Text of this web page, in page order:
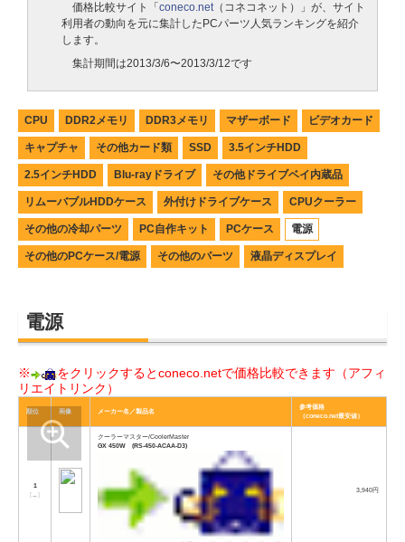
価格比較サイト「 coneco.net（コネコネット）」が、サイト
利用者の動向を元に集計したPCパーツ人気ランキングを紹介
します。
集計期間は2013/3/6〜2013/3/12です
CPU DDR2メモリ DDR3メモリ マザーボード ビデオカード
キャプチャ その他カード類 SSD 3.5インチHDD
2.5インチHDD Blu-rayドライブ その他ドライブベイ内蔵品
リムーバブルHDDケース 外付けドライブケース CPUクーラー
その他の冷却パーツ PC自作キット PCケース 電源
その他のPCケース/電源 その他のパーツ 液晶ディスプレイ
電源
※
をクリックするとconeco.netで価格比較できます（アフィ
リエイトリンク）
順位 画像 メーカー名／製品名
参考価格
（coneco.net最安値）
1
[
]
クーラーマスター/CoolerMaster
GX 450W (RS-450-ACAA-D3)
3,940円